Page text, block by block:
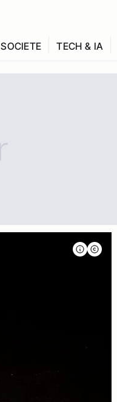
SOCIETE TECH & IA